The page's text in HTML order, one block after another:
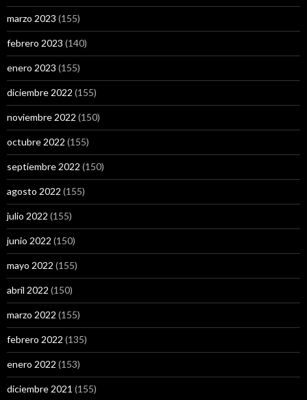
marzo 2023 (155)
febrero 2023 (140)
enero 2023 (155)
diciembre 2022 (155)
noviembre 2022 (150)
octubre 2022 (155)
septiembre 2022 (150)
agosto 2022 (155)
julio 2022 (155)
junio 2022 (150)
mayo 2022 (155)
abril 2022 (150)
marzo 2022 (155)
febrero 2022 (135)
enero 2022 (153)
diciembre 2021 (155)